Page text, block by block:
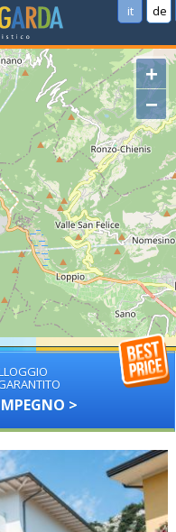
it de
+
−
>